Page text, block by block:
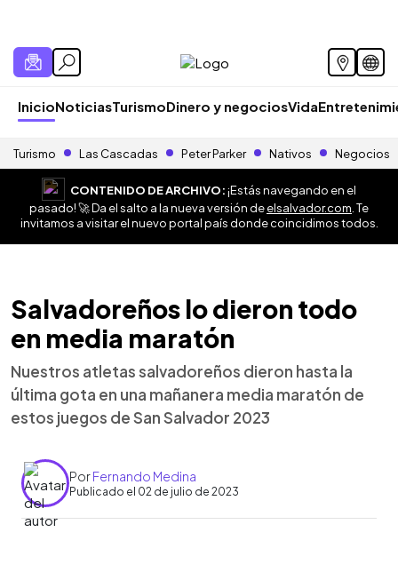
InicioNoticiasTurismoDinero y negociosVida
Turismo Las Cascadas Peter Parker Nativos Negocios
CONTENIDO DE ARCHIVO:¡Estás navegando en el
pasado! 🚀 Da el salto a la nueva versión deelsalvador.com . Te
invitamos a visitar el nuevo portal país donde coincidimos todos.
Salvadoreños lo dieron todo
en media maratón
Nuestros atletas salvadoreños dieron hasta la
última gota en una mañanera media maratón de
estos juegos de San Salvador 2023
PorFernando Medina
Publicado el 02 de julio de 2023